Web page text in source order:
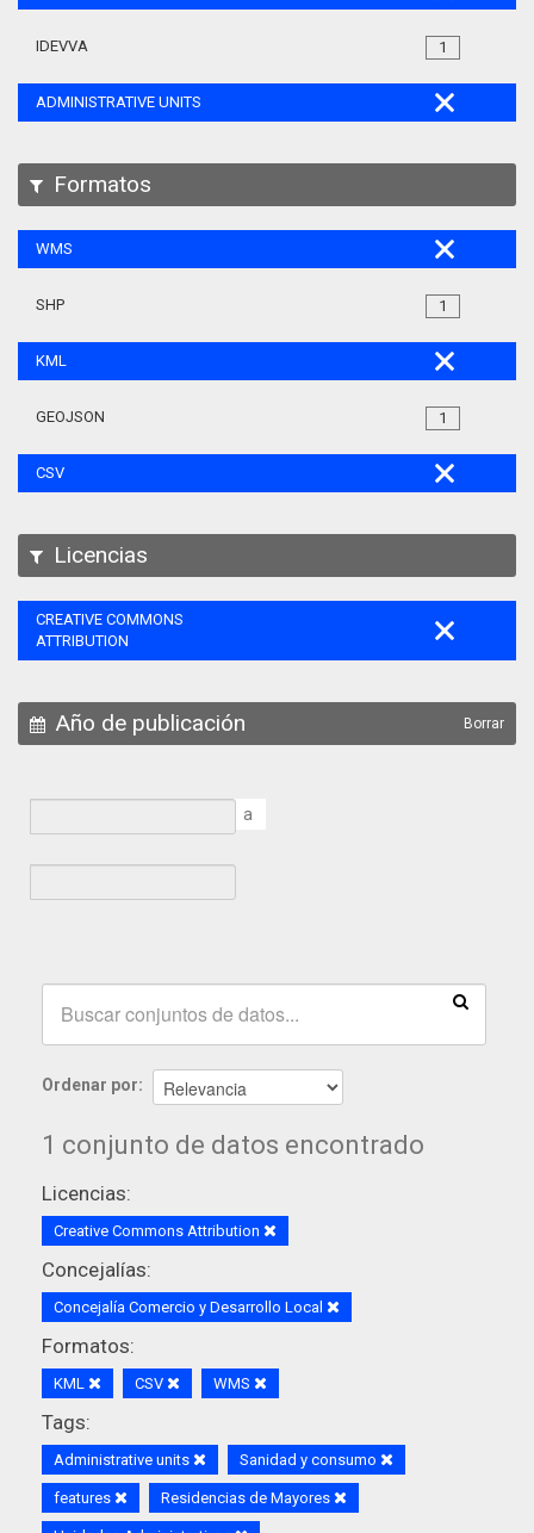
1
IDEVVA
ADMINISTRATIVE UNITS
Formatos
WMS
1
SHP
KML
1
GEOJSON
CSV
Licencias
CREATIVE COMMONS
ATTRIBUTION
Año de publicación Borrar
a
Ordenar por
1 conjunto de datos encontrado
Licencias:
Creative Commons Attribution
Concejalías:
Concejalía Comercio y Desarrollo Local
Formatos:
KML CSV WMS
Tags:
Administrative units Sanidad y consumo
features Residencias de Mayores